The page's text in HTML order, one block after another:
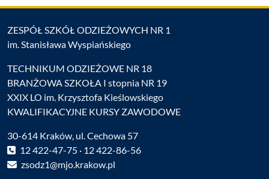
ZESPÓŁ SZKÓŁ ODZIEŻOWYCH NR 1
im. Stanisława Wyspiańskiego
TECHNIKUM ODZIEŻOWE NR 18
BRANŻOWA SZKOŁA I stopnia NR 19
XXIX LO im. Krzysztofa Kieślowskiego
KWALIFIKACYJNE KURSY ZAWODOWE
30-614 Kraków, ul. Cechowa 57
12 422-47-75 · 12 422-86-56
zsodz1@mjo.krakow.pl